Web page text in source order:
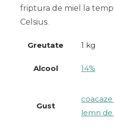
friptura de miel la
Celsius.
Greutate 1 kg
Alcool 14%
Gust
lemn de